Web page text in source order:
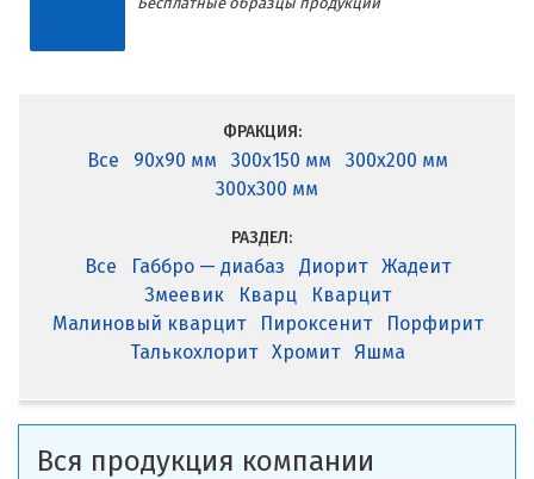
ФРАКЦИЯ:
Все 90x90 мм 300x150 мм
300x200 мм
300x300 мм
РАЗДЕЛ:
Все Габбро — диабаз Диорит
Жадеит
Змеевик
Кварц
Кварцит
Малиновый кварцит
Пироксенит
Порфирит
Талькохлорит
Хромит Яшма
Вся продукция компании